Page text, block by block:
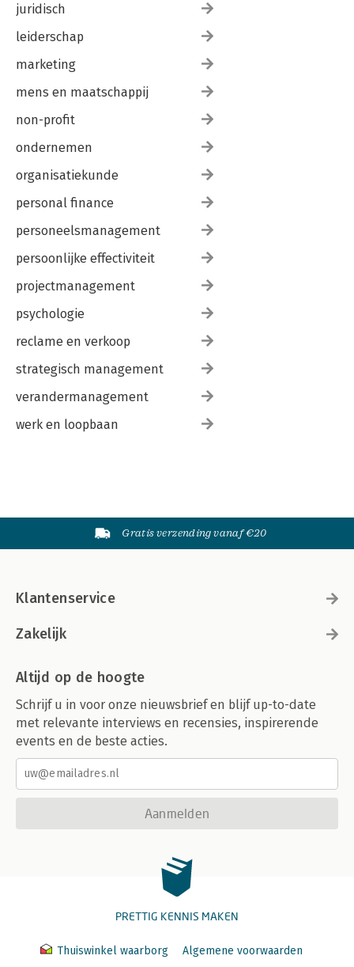
juridisch
leiderschap
marketing
mens en maatschappij
non-profit
ondernemen
organisatiekunde
personal finance
personeelsmanagement
persoonlijke effectiviteit
projectmanagement
psychologie
reclame en verkoop
strategisch management
verandermanagement
werk en loopbaan
Gratis verzending vanaf €20
Klantenservice
Zakelijk
Altijd op de hoogte
Schrijf u in voor onze nieuwsbrief en blijf up-to-date
met relevante interviews en recensies, inspirerende
events en de beste acties.
Aanmelden
PRETTIG KENNIS MAKEN
Thuiswinkel waarborg
Algemene voorwaarden